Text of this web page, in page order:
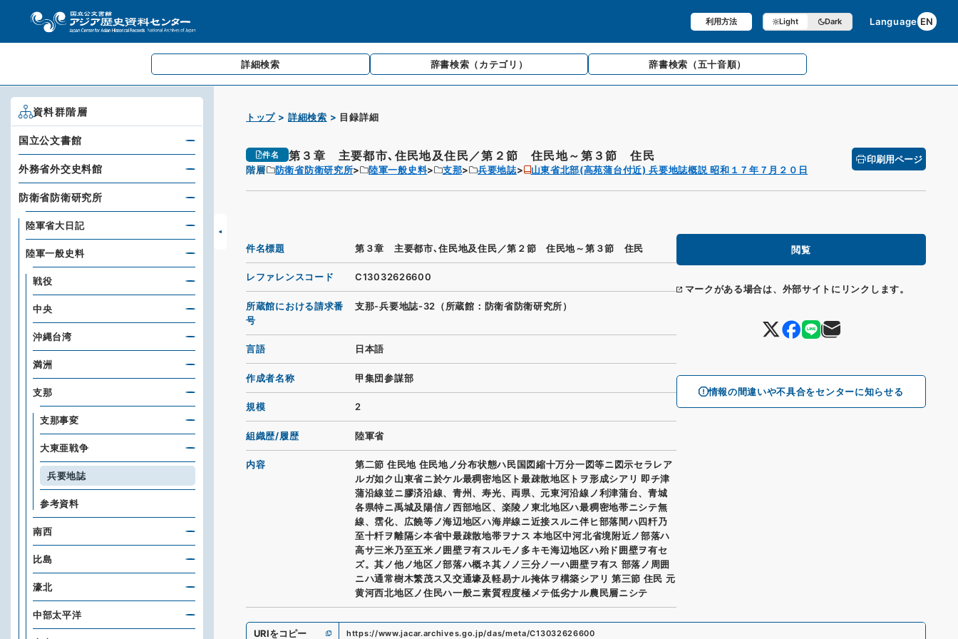
利用方法 Light Dark Language EN
詳細検索 辞書検索 （カテゴリ） 辞書検索 （五十音順）
トップ 詳細検索 目録詳細
件名 第３章 主要都市､住民地及住民／第２節 住民地～第３節 住民
階層 防衛省防衛研究所 陸軍一般史料 支那 兵要地誌 山東省北部(高苑蒲台付近) 兵要地誌概説 昭和１７年７月２０日
印刷用ページ
閲覧
マークがある場合は、外部サイトにリンクします。
情報の間違いや不具合をセンターに知らせる
件名標題 第３章 主要都市､住民地及住民／第２節 住民地～第３節 住民
レファレンスコード C13032626600
所蔵館における請求番
号
支那-兵要地誌-32（所蔵館：防衛省防衛研究所）
言語 日本語
作成者名称 甲集団参謀部
規模 2
組織歴/履歴 陸軍省
内容
第二節 住民地 住民地ノ分布状態ハ民国図縮十万分一図等ニ図示セラレア
ルガ如ク山東省ニ於ケル最稠密地区ト最疎散地区トヲ形成シアリ 即チ津
蒲沿線並ニ膠済沿線、青州、寿光、両県、元東河沿線ノ利津蒲台、青城
各県特ニ禹城及陽信ノ西部地区、楽陵ノ東北地区ハ最稠密地帯ニシテ無
線、霑化、広饒等ノ海辺地区ハ海岸線ニ近接スルニ伴ヒ部落間ハ四粁乃
至十粁ヲ離隔シ本省中最疎散地帯ヲナス 本地区中河北省境附近ノ部落ハ
高サ三米乃至五米ノ囲壁ヲ有スルモノ多キモ海辺地区ハ殆ド囲壁ヲ有セ
ズ。其ノ他ノ地区ノ部落ハ概ネ其ノノ三分ノ一ハ囲壁ヲ有ス 部落ノ周囲
ニハ通常樹木繁茂ス又交通壕及軽易ナル掩体ヲ構築シアリ 第三節 住民 元
黄河西北地区ノ住民ハ一般ニ素質程度極メテ低劣ナル農民層ニシテ
URIをコピー https://www.jacar.archives.go.jp/das/meta/C13032626600
資料群階層
国立公文書館
外務省外交史料館
防衛省防衛研究所
陸軍省大日記
陸軍一般史料
戦役
中央
沖縄台湾
満洲
支那
支那事変
大東亜戦争
兵要地誌
参考資料
南西
比島
濠北
中部太平洋